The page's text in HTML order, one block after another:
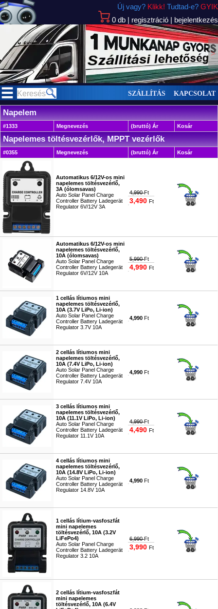
0 db | regisztráció | bejelentkezés
Új vagy? Klikk! Tudtad-e? GYIK
>
SZÁLLÍTÁS KAPCSOLAT
Napelem
#1333 Megnevezés (bruttó) Ár Kosár
Napelemes töltésvezérlők, MPPT vezérlők
#0355 Megnevezés (bruttó) Ár Kosár
Automatikus 6/12V-os mini
napelemes töltésvezérlő,
3A (ólomsavas)
Auto Solar Panel Charge
Controller Battery Ladegerät
Regulator 6V/12V 3A
4,990Ft
3,490 Ft
Automatikus 6/12V-os mini
napelemes töltésvezérlő,
10A (ólomsavas)
Auto Solar Panel Charge
Controller Battery Ladegerät
Regulator 6V/12V 10A
5,990Ft
4,990 Ft
1 cellás lítiumos mini
napelemes töltésvezérlő,
10A (3.7V LiPo, Li-ion)
Auto Solar Panel Charge
Controller Battery Ladegerät
Regulator 3.7V 10A
4,990 Ft
2 cellás lítiumos mini
napelemes töltésvezérlő,
10A (7.4V LiPo, Li-ion)
Auto Solar Panel Charge
Controller Battery Ladegerät
Regulator 7.4V 10A
4,990 Ft
3 cellás lítiumos mini
napelemes töltésvezérlő,
10A (11.1V LiPo, Li-ion)
Auto Solar Panel Charge
Controller Battery Ladegerät
Regulator 11.1V 10A
4,990Ft
4,490 Ft
4 cellás lítiumos mini
napelemes töltésvezérlő,
10A (14.8V LiPo, Li-ion)
Auto Solar Panel Charge
Controller Battery Ladegerät
Regulator 14.8V 10A
4,990 Ft
1 cellás lítium-vasfoszfát
mini napelemes
töltésvezérlő, 10A (3.2V
LiFePo4)
Auto Solar Panel Charge
Controller Battery Ladegerät
Regulator 3.2 10A
6,990Ft
3,990 Ft
2 cellás lítium-vasfoszfát
mini napelemes
töltésvezérlő, 10A (6.4V